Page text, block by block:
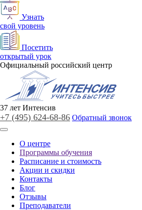
Узнать
свой уровень
Посетить
открытый урок
Официальный российский центр
37 лет Интенсив
+7 (495) 624-68-86 Обратный звонок
О центре
Программы обучения
Расписание и стоимость
Акции и скидки
Контакты
Блог
Отзывы
Преподаватели